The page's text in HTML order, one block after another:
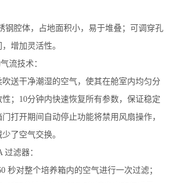
冻离心机
钢腔体，占地面积小，易于堆叠；可调穿孔
增加灵活性。
流技术：
送干净潮湿的空气，使其在舱室内均匀分
；10分钟内快速恢复所有参数，保证稳定
打开期间自动停止功能将禁用风扇操作，
了空气交换。
过滤器：
秒对整个培养箱内的空气进行一次过滤；